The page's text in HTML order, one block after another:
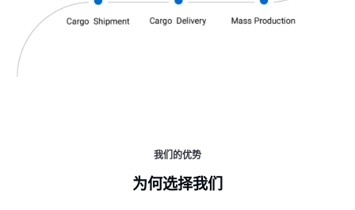
我们的优势
为何选择我们